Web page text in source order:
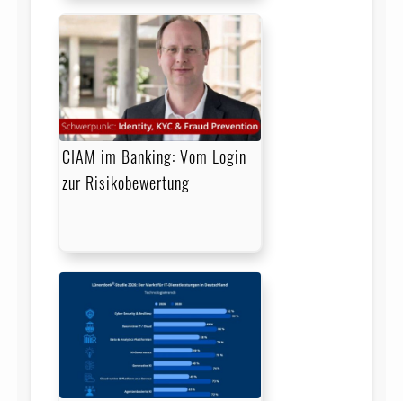
CIAM im Banking: Vom Login
zur Risikobewertung